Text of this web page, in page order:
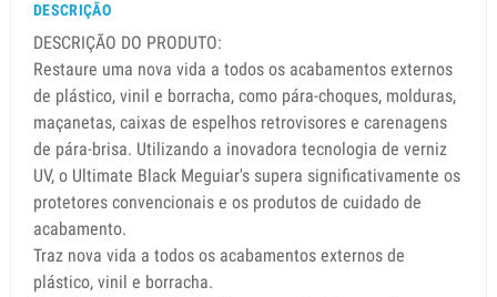
DESCRIÇÃO
DESCRIÇÃO DO PRODUTO:
Restaure uma nova vida a todos os acabamentos externos
de plástico, vinil e borracha, como pára-choques, molduras,
maçanetas, caixas de espelhos retrovisores e carenagens
de pára-brisa. Utilizando a inovadora tecnologia de verniz
UV, o Ultimate Black Meguiar's supera significativamente os
protetores convencionais e os produtos de cuidado de
acabamento.
Traz nova vida a todos os acabamentos externos de
plástico, vinil e borracha.